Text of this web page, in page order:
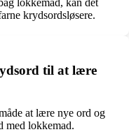
lokkemad, kan det
krydsordsløsere.
til at lære
at lære nye ord og
med lokkemad.